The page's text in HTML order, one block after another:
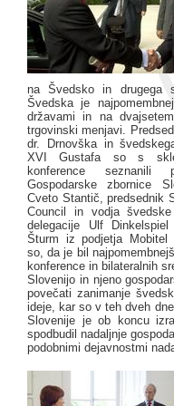
na Švedsko in drugega
Švedska je
državami in na
trgovinski menjavi.
dr. Drnovška in
XVI Gustafa so s
konference seznanili
Gospodarske zbornice
Cveto Stantič, predsednik
Council in vodja švedske
delegacije Ulf
Šturm iz podjetja Mobitel
so, da je bil
konference in bilateralnih
Slovenijo in njeno
povečati zanimanje
ideje, kar so v teh dveh
Slovenije je ob koncu
spodbudil nadaljnje
podobnimi dejavnostmi